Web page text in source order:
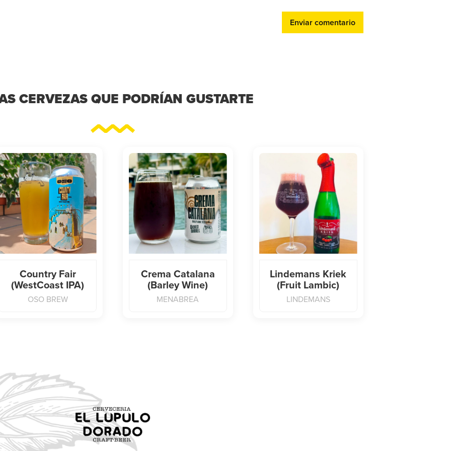
Enviar comentario
CERVEZAS QUE PODRÍAN GUSTARTE
Country Fair
(WestCoast IPA)
OSO BREW
Crema Catalana
(Barley Wine)
MENABREA
Lindemans Kriek
(Fruit Lambic)
LINDEMANS